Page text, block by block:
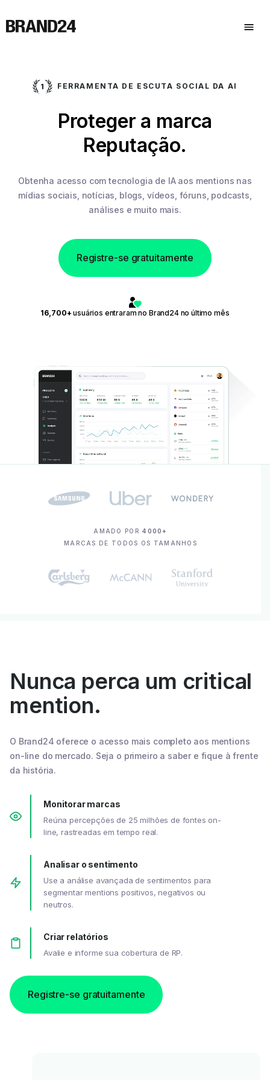
FERRAMENTA DE ESCUTA SOCIAL DA AI
Proteger a marca
Reputação.
Obtenha acesso com tecnologia de IA aos mentions nas
mídias sociais, notícias, blogs, vídeos, fóruns, podcasts,
análises e muito mais.
Registre-se gratuitamente
16,700+usuários entraram no Brand24 no último mês
AMADO POR4000+
MARCAS DE TODOS OS TAMANHOS
Nunca perca um critical
mention.
O Brand24 oferece o acesso mais completo aos mentions
on-line do mercado. Seja o primeiro a saber e fique à frente
da história.
Monitorar marcas
Reúna percepções de 25 milhões de fontes on-
line, rastreadas em tempo real.
Analisar o sentimento
Use a análise avançada de sentimentos para
segmentar mentions positivos, negativos ou
neutros.
Criar relatórios
Avalie e informe sua cobertura de RP.
Registre-se gratuitamente